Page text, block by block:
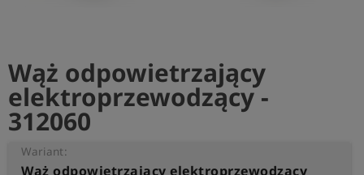
Wąż odpowietrzający
elektroprzewodzący -
312060
Wariant:
Wąż odpowietrzający elektroprzewodzący